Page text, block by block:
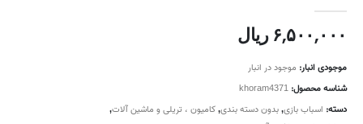
۶,۵۰۰,۰۰۰ ریال
موجودی انبار: موجود در انبار
شناسه محصول: khoram4371
دسته: اسباب بازی,بدون دسته بندی,کامیون ، تریلی و ماشین آلات,